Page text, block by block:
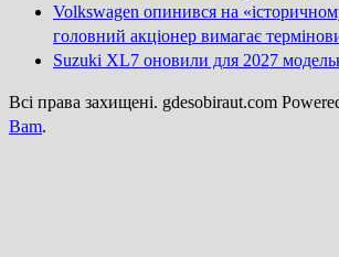
Volkswagen опинився на
головний акціонер вимагає
Suzuki XL7 оновили для 2027
Всі права захищені. gdesobiraut.com
Bam.